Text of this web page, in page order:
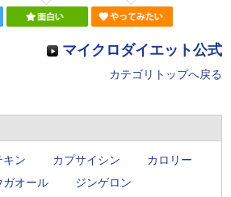
マイクロダイエット公式
カテゴリトップへ戻る
キン カプサイシン
カロリー
ガオール
ジンゲロン